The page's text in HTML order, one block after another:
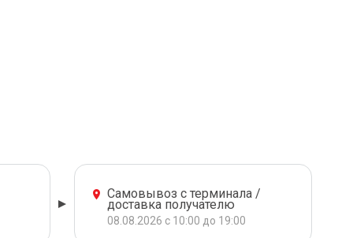
Самовывоз с терминала /
доставка получателю
08.08.2026 с 10:00 до 19:00